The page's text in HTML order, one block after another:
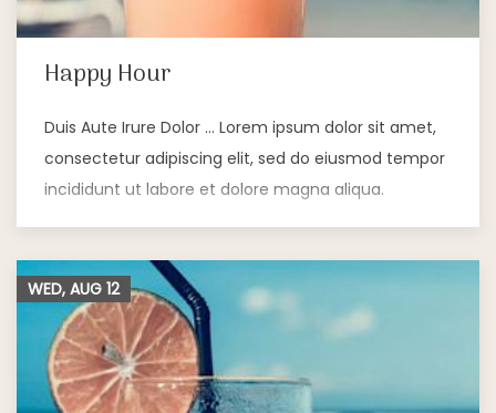
Happy Hour
Duis Aute Irure Dolor … Lorem ipsum dolor sit amet,
consectetur adipiscing elit, sed do eiusmod tempor
incididunt ut labore et dolore magna aliqua.
WED, AUG 12